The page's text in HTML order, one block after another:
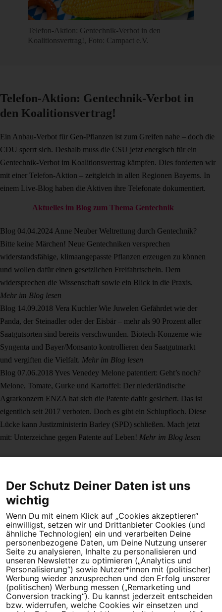
Telefon-Aktion: Gentechnik-Verbot in den
Koalitionsvertrag!, Foto: Campact e.V.
Telefon-Aktion: Gentechnik-Verbot in
den Koalitionsvertrag!
Ein Anbau-Verbot für Gen-Pflanzen ist zum Greifen nahe – doch die
CDU sperrt sich. Deshalb muss die CSU jetzt energisch für ein
Gentechnik-Verbot im Koalitionsvertrag kämpfen. Dies forderten wir
mit einer Telefon-Aktion – zeitgleich in allen Regionen Bayerns. In
einem Live-Blog haben die Aktiven ihre Telefonate dokumentiert.
Aktuelles im Blog zum Thema Gentechnik
Blog 04.04.2024 Anne Neuber Weltrettung durch Gentechnik?
Bitte keine Märchen! Neue Gentechniken versprechen
widerstandsfähige, klimaangepasste Pflanzen erzeugen zu können
und wollen dafür einen gesetzlichen Freifahrtschein. Dem
widersprechen die Wissenschaft sowie ein Blick in die Praxis.
Mehr im Blog lesen
Blog 14.09.2018 Vera Kuchler Wie Juwelen Gefährdet wie der
Panda, der Steinadler oder der Eisbär – mehr als 90 Prozent aller
Saatgutsorten sind bereits verschwunden. Biotech-Konzerne wie
Syngenta und Bayer/Monsanto kontrollieren den Saatgutmarkt
und vergiften die Vielfalt. Mehr im Blog lesen
Blog 07.06.2018 Yves Venedey Melone patentiert: Geht’s noch?
Melone, Tomate, Gurke und Kartoffel: Der niederländische
Agrarkonzern ENZA hat sich die Patente dafür gesichert. Das ist
eigentlich seit 2017 verboten. Doch es gibt ein Schlupfloch. Diese
Lücke kann Justizministerin Barley (SPD) schließen. Mach jetzt
mit: Unterzeichne gegen Patente auf Leben! Mehr im Blog lesen
Dein Engagement macht den Unterschied. Schließe Dich 4,5
Millionen Menschen an.
Newsletter bestellen
Campact e.V.
Der Schutz Deiner Daten ist uns
wichtig
Wenn Du mit einem Klick auf „Cookies akzeptieren“
einwilligst, setzen wir und Drittanbieter Cookies (und
ähnliche Technologien) ein und verarbeiten Deine
personenbezogene Daten, um Deine Nutzung unserer
Seite zu analysieren, Inhalte zu personalisieren und
unseren Newsletter zu optimieren („Analytics und
Personalisierung“) sowie Nutzer*innen mit (politischer)
Werbung wieder anzusprechen und den Erfolg unserer
(politischen) Werbung messen („Remarketing und
Conversion tracking“). Du kannst jederzeit entscheiden
bzw. widerrufen, welche Cookies wir einsetzen und